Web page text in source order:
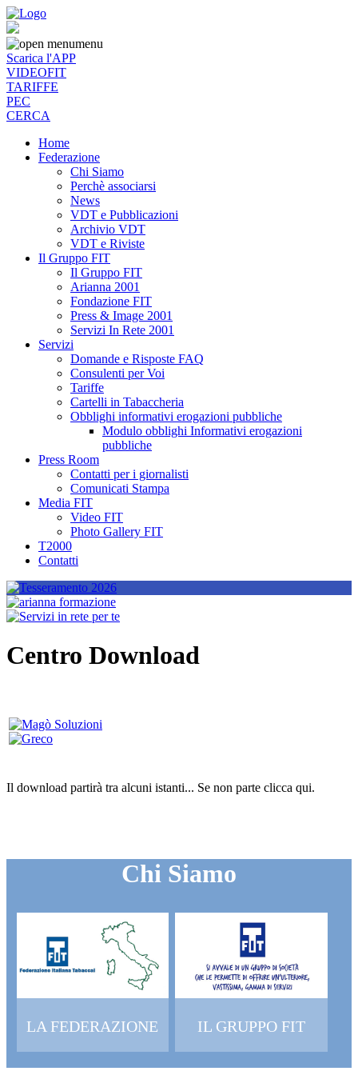
menu
Scarica l'APP
VIDEOFIT
TARIFFE
PEC
CERCA
Home
Federazione
Chi Siamo
Perchè associarsi
News
VDT e Pubblicazioni
Archivio VDT
VDT e Riviste
Il Gruppo FIT
Il Gruppo FIT
Arianna 2001
Fondazione FIT
Press & Image 2001
Servizi In Rete 2001
Servizi
Domande e Risposte FAQ
Consulenti per Voi
Tariffe
Cartelli in Tabaccheria
Obblighi informativi erogazioni pubbliche
Modulo obblighi Informativi erogazioni
pubbliche
Press Room
Contatti per i giornalisti
Comunicati Stampa
Media FIT
Video FIT
Photo Gallery FIT
T2000
Contatti
Centro Download
Il download partirà tra alcuni istanti... Se non parte clicca qui.
Chi Siamo
LA FEDERAZIONE IL GRUPPO FIT